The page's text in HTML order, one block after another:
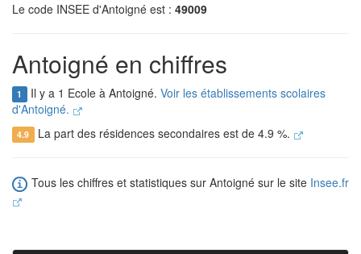
Le code INSEE d'Antoigné est : 49009
Antoigné en chiffres
1 Il y a 1 Ecole à Antoigné. Voir les établissements scolaires
d'Antoigné.
4.9 La part des résidences secondaires est de 4.9 %.
Tous les chiffres et statistiques sur Antoigné sur le site Insee.fr